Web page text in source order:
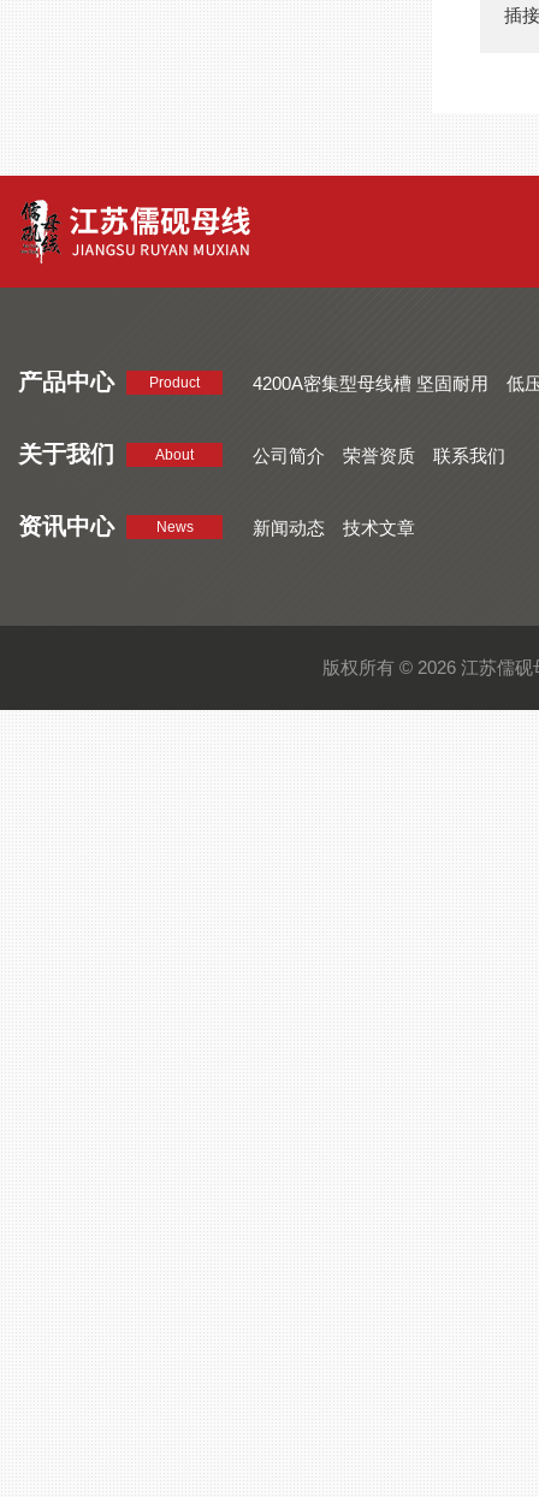
插
产品中心 Product 4200A密集型母线槽 坚固耐用
低
关于我们 About 公司简介 荣誉资质 联系我们
资讯中心 News 新闻动态 技术文章
版权所有 © 2026 江苏儒